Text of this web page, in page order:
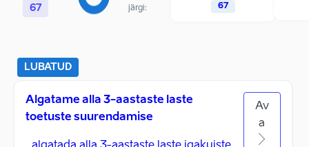
67
järgi:
67
LUBATUD
Algatame alla 3-aastaste laste
toetuste suurendamise
Av
a